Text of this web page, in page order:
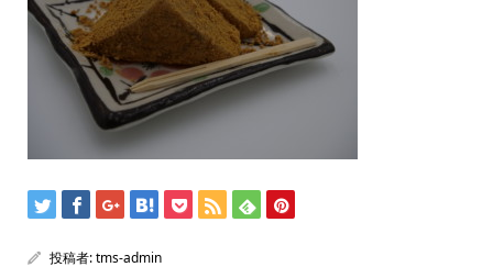
投稿者:tms-admin